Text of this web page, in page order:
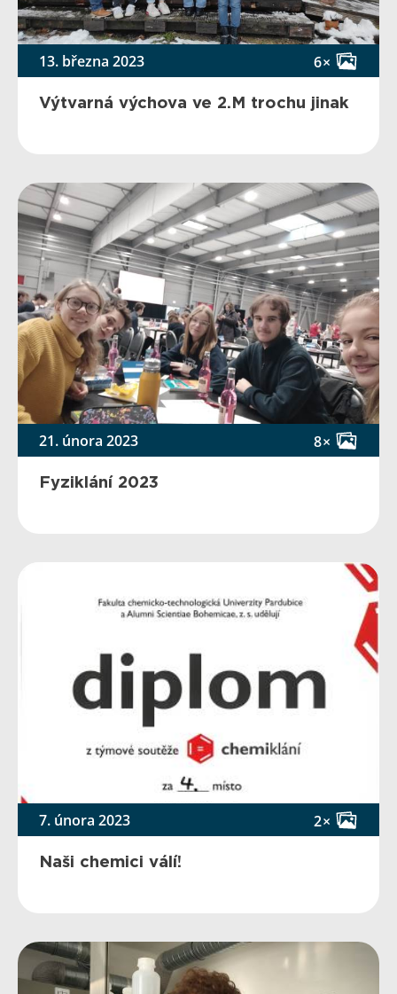
13. března 2023 6×
Výtvarná výchova ve 2.M trochu jinak
21. února 2023 8×
Fyziklání 2023
7. února 2023 2×
Naši chemici válí!